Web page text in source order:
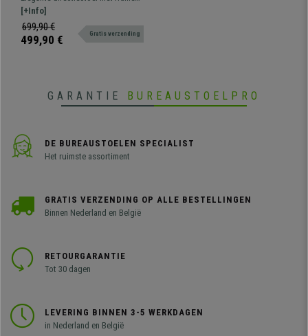
Synchroon Mechanisme, in
Zwart Leder
en onderstel van verchroomd
staal. Bekleed met ademend leder
en met een hoogwaardige
[+Info]
699,90 €
499,90 € Gratis verzending
GARANTIE BUREAUSTOELPRO
DE BUREAUSTOELEN SPECIALIST
Het ruimste assortiment
GRATIS VERZENDING OP ALLE BESTELLINGEN
Binnen Nederland en België
RETOURGARANTIE
Tot 30 dagen
LEVERING BINNEN 3-5 WERKDAGEN
in Nederland en België